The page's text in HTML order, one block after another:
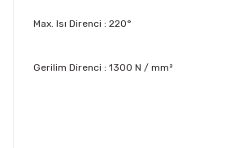
Max. Isı Direnci : 220°
Gerilim Direnci : 1300 N / mm²